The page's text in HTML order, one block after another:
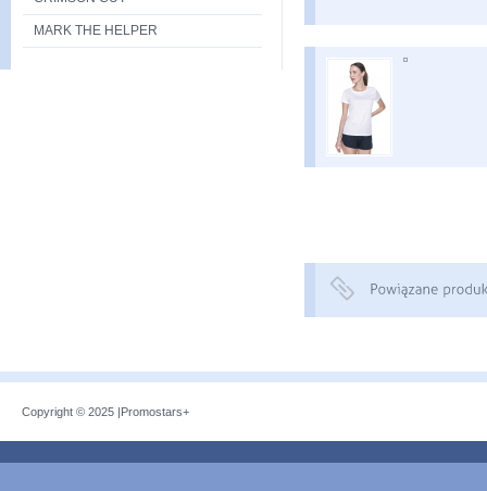
MARK THE HELPER
Copyright © 2025 |Promostars+